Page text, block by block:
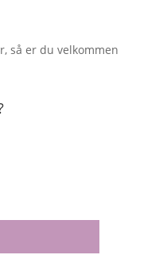
så er du velkommen